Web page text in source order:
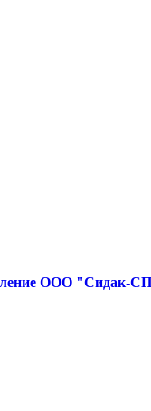
ООО "Сидак-